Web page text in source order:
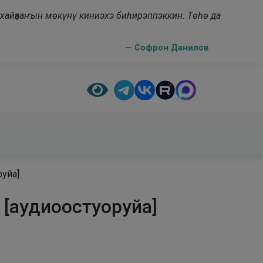
мөкүнү киниэхэ биһирэппэккин. Төһө да
— Софрон Данилов